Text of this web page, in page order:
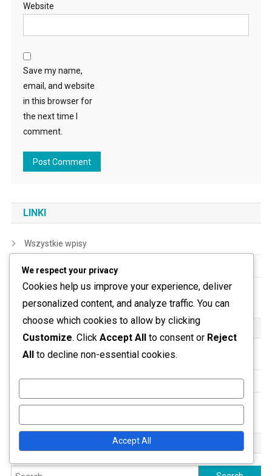
Website
Save my name,
email, and website
in this browser for
the next time I
comment.
LINKI
Wszystkie wpisy
Skontaktuj się z nami
Nasza historia
KATEGORIE
Kampanie Twitch Drops
Nagrody Wipe-Event
Procesy zgłaszania prezentów
Search
We respect your privacy
Cookies help us improve your experience, deliver
personalized content, and analyze traffic. You can
choose which cookies to allow by clicking
Customize. Click Accept All to consent or Reject
All to decline non-essential cookies.
Accept All